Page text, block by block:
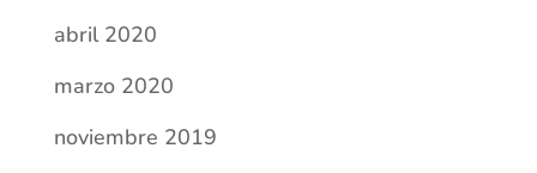
abril 2020
marzo 2020
noviembre 2019